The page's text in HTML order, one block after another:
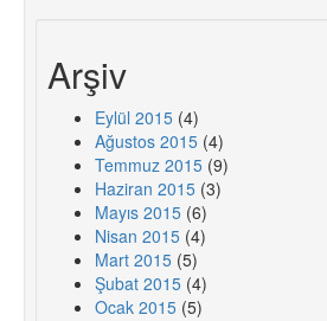
Arşiv
Eylül 2015 (4)
Ağustos 2015 (4)
Temmuz 2015 (9)
Haziran 2015 (3)
Mayıs 2015 (6)
Nisan 2015 (4)
Mart 2015 (5)
Şubat 2015 (4)
Ocak 2015 (5)